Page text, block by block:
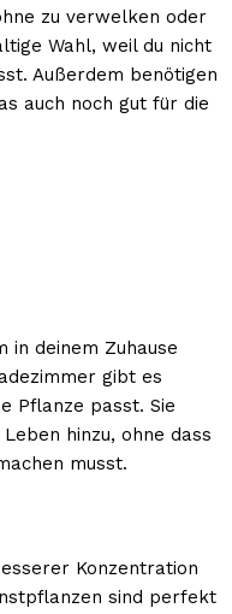
zu verwelken oder
Wahl, weil du nicht
Außerdem benötigen
auch noch gut für die
in deinem Zuhause
gibt es
Pflanze passt. Sie
hinzu, ohne dass
musst.
Konzentration
sind perfekt